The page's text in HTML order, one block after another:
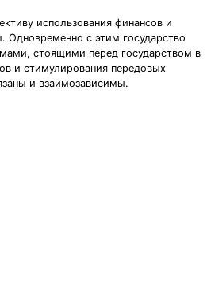
использования финансов и
Одновременно с этим государство
стоящими перед государством в
и стимулирования передовых
и взаимозависимы.